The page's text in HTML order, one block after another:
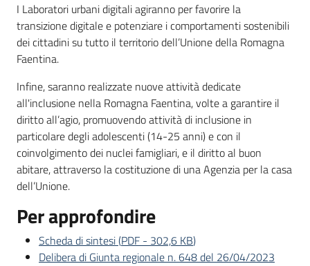
I Laboratori urbani digitali agiranno per favorire la
transizione digitale e potenziare i comportamenti sostenibili
dei cittadini su tutto il territorio dell’Unione della Romagna
Faentina.
Infine, saranno realizzate nuove attività dedicate
all'inclusione nella Romagna Faentina, volte a garantire il
diritto all’agio, promuovendo attività di inclusione in
particolare degli adolescenti (14-25 anni) e con il
coinvolgimento dei nuclei famigliari, e il diritto al buon
abitare, attraverso la costituzione di una Agenzia per la casa
dell’Unione.
Per approfondire
Scheda di sintesi(PDF - 302,6 KB)
Delibera di Giunta regionale n. 648 del 26/04/2023